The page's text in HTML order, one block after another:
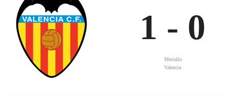
1 - 0
Mestalla
Valencia